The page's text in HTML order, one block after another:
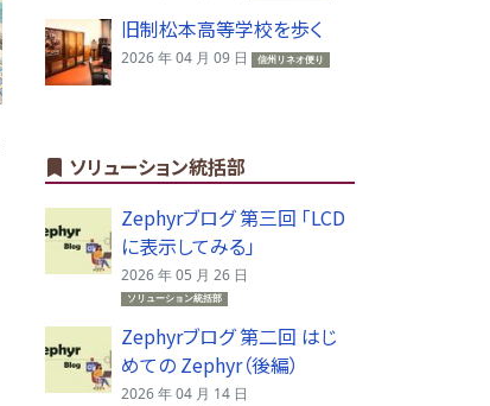
旧制松本高等学校を歩く
2026 年 04 月 09 日 信州リネオ便り
ソリューション統括部
Zephyrブログ 第三回 「LCD
に表示してみる」
2026 年 05 月 26 日
ソリューション統括部
Zephyrブログ 第二回 はじ
めての Zephyr（後編）
2026 年 04 月 14 日